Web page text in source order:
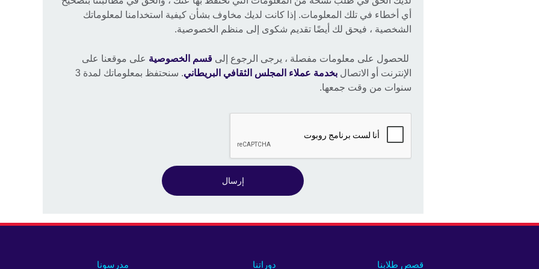
أي أخطاء في تلك المعلومات. إذا كانت لديك مخاوف بشأن كيفية استخدامنا لمعلوماتك
الشخصية ، فيحق لك أيضًا تقديم شكوى إلى منظم الخصوصية.
للحصول على معلومات مفصلة ، يرجى الرجوع إلى قسم الخصوصية على موقعنا على
الإنترنت أو الاتصال بخدمة عملاء المجلس الثقافي البريطاني
. سنحتفظ بمعلوماتك لمدة 3
سنوات من وقت جمعها.
إرسال
مدرسونا دوراتنا قصص طلابنا